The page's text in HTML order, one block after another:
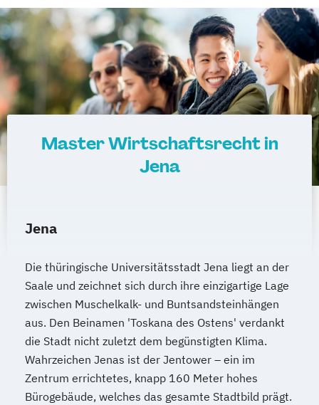
Master Wirtschaftsrecht in
Jena
Jena
Die thüringische Universitätsstadt Jena liegt an der
Saale und zeichnet sich durch ihre einzigartige Lage
zwischen Muschelkalk- und Buntsandsteinhängen
aus. Den Beinamen 'Toskana des Ostens' verdankt
die Stadt nicht zuletzt dem begünstigten Klima.
Wahrzeichen Jenas ist der Jentower – ein im
Zentrum errichtetes, knapp 160 Meter hohes
Bürogebäude, welches das gesamte Stadtbild prägt.